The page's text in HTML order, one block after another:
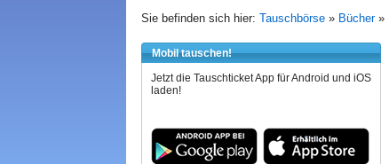
Sie befinden sich hier: Tauschbörse » Bücher»
Mobil tauschen!
Jetzt die Tauschticket App für Android und iOS
laden!